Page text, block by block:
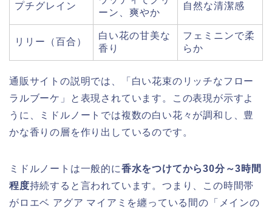
プチグレイン
ーン、爽やか
自然な清潔感
リリー（百合）
白い花の甘美な
香り
フェミニンで柔
らか
通販サイトの説明では、「白い花束のリッチなフロー
ラルブーケ」と表現されています。この表現が示すよ
うに、ミドルノートでは複数の白い花々が調和し、豊
かな香りの層を作り出しているのです。
ミドルノートは一般的に香水をつけてから30分～3時間
程度持続すると言われています。つまり、この時間帯
がロエベ アグア マイアミを纏っている間の「メインの